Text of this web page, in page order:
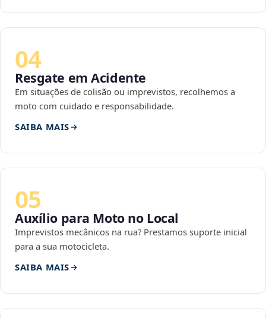
04
Resgate em Acidente
Em situações de colisão ou imprevistos, recolhemos a
moto com cuidado e responsabilidade.
SAIBA MAIS
05
Auxílio para Moto no Local
Imprevistos mecânicos na rua? Prestamos suporte inicial
para a sua motocicleta.
SAIBA MAIS